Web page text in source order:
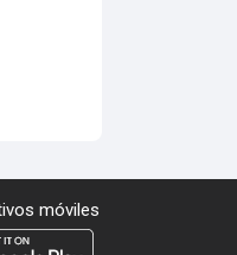
móviles